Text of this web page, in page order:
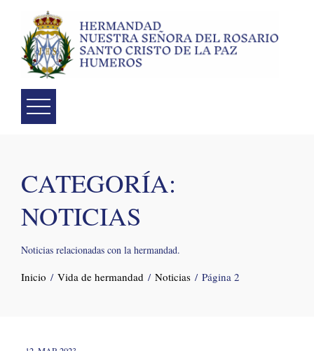
content
CATEGORÍA:
NOTICIAS
Noticias relacionadas con la hermandad.
Inicio Vida de hermandad Noticias Página 2